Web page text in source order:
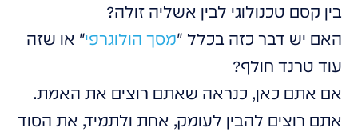
בין קסם טכנולוגי לבין אשליה זולה?
האם יש דבר כזה בכלל "מסך הולוגרפי" או שזה
עוד טרנד חולף?
אם אתם כאן, כנראה שאתם רוצים את האמת.
אתם רוצים להבין לעומק, אחת ולתמיד, את הסוד